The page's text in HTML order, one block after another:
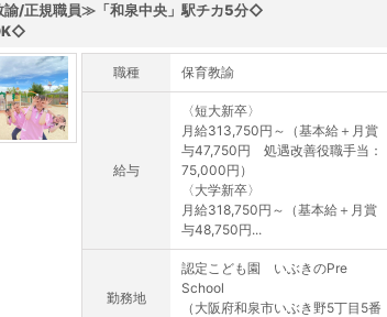
/正規職員≫「和泉中央」駅チカ5分◇
職種 保育教諭
給与
〈短大新卒〉
月給313,750円～（基本給＋月賞
与47,750円 処遇改善役職手当：
75,000円）
〈大学新卒〉
月給318,750円～（基本給＋月賞
与48,750円...
勤務地
認定こども園 いぶきのPre
School
（大阪府和泉市いぶき野5丁目5番